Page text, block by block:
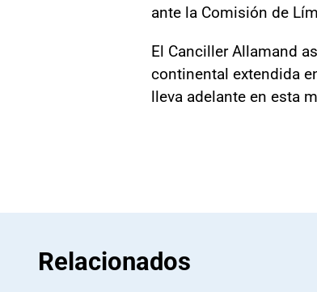
ante la Comisión de
El Canciller Allamand
continental extendida
lleva adelante en esta
Relacionados